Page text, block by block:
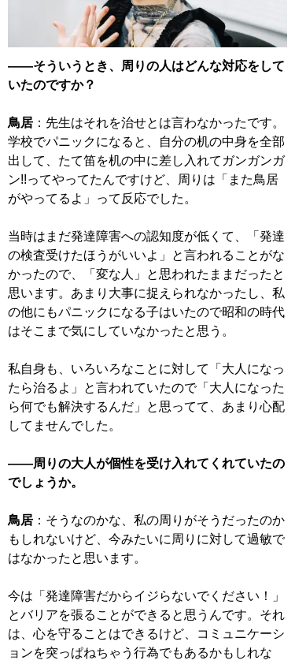
――そういうとき、周りの人はどんな対応をして
いたのですか？
鳥居 ：先生はそれを治せとは言わなかったです。
学校でパニックになると、自分の机の中身を全部
出して、たて笛を机の中に差し入れてガンガンガ
ン!!ってやってたんですけど、周りは「また鳥居
がやってるよ」って反応でした。
当時はまだ発達障害への認知度が低くて、「発達
の検査受けたほうがいいよ」と言われることがな
かったので、「変な人」と思われたままだったと
思います。あまり大事に捉えられなかったし、私
の他にもパニックになる子はいたので昭和の時代
はそこまで気にしていなかったと思う。
私自身も、いろいろなことに対して「大人になっ
たら治るよ」と言われていたので「大人になった
ら何でも解決するんだ」と思ってて、あまり心配
してませんでした。
――周りの大人が個性を受け入れてくれていたの
でしょうか。
鳥居 ：そうなのかな、私の周りがそうだったのか
もしれないけど、今みたいに周りに対して過敏で
はなかったと思います。
今は「発達障害だからイジらないでください！」
とバリアを張ることができると思うんです。それ
は、心を守ることはできるけど、コミュニケーシ
ョンを突っぱねちゃう行為でもあるかもしれな